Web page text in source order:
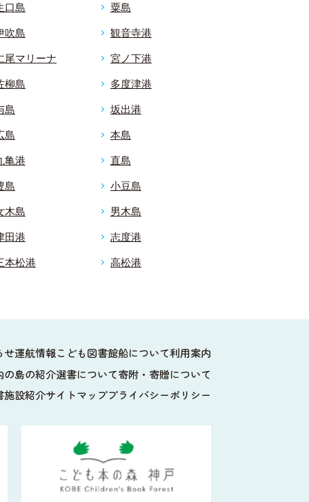
口島 粟島
吹島 観音寺港
尾マリーナ 宮ノ下港
柳島 多度津港
島 坂出港
島 本島
亀港 直島
島 小豆島
木島 男木島
田港 志度港
本松港 高松港
せ運航情報こども図書館船について利用案内
の島の紹介選書について寄附・寄贈について
施設紹介サイトマッププライバシーポリシー